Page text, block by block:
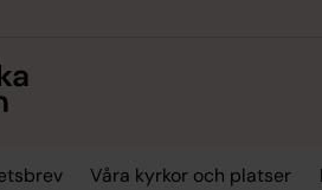
Våra kyrkor och platser